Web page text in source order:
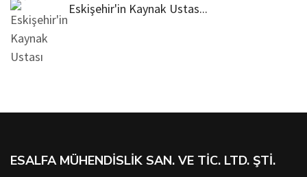
Eskişehir'in Kaynak Ustas...
ESALFA MÜHENDISLIK SAN. VE TIC. LTD. ŞTI.